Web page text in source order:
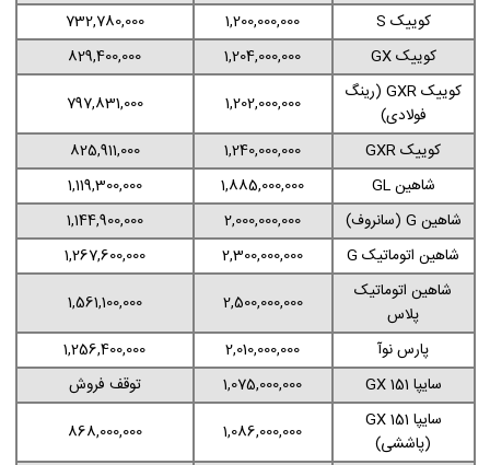
کوییک S
1,200,000,000
732,780,000
کوییک GX
1,204,000,000
829,400,000
کوییک GXR (رینگ
فولادی)
1,202,000,000
797,831,000
کوییک GXR
1,240,000,000
825,911,000
شاهین GL
1,885,000,000
1,119,300,000
شاهین G (سانروف)
2,000,000,000
1,144,900,000
شاهین اتوماتیک G
2,300,000,000
1,267,600,000
شاهین اتوماتیک
پلاس
2,500,000,000
1,561,100,000
پارس نوآ
2,010,000,000
1,256,400,000
سایپا 151 GX
1,075,000,000
توقف فروش
سایپا 151 GX
(پاششی)
1,086,000,000
868,000,000